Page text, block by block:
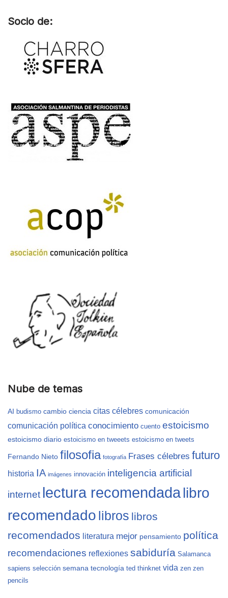
Socio de:
Nube de temas
AI budismo cambio ciencia citas célebres comunicación
comunicación política conocimiento cuento estoicismo
estoicismo diario estoicismo en tweeets estoicismo en tweets
Fernando Nieto filosofia fotografía Frases célebres futuro
historia IA imágenes innovación inteligencia artificial
internet lectura recomendadalibro
recomendado libros libros
recomendados literatura mejor pensamiento política
recomendaciones reflexiones sabiduría Salamanca
sapiens selección semana tecnología ted thinknet vida zen zen
pencils